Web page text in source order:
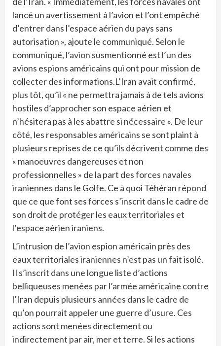
lancé un avertissement à l’avion et l’ont empêché
d’entrer dans l’espace aérien du pays sans
autorisation », ajoute le communiqué. Selon le
communiqué, l’avion susmentionné est l’un des
avions espions américains qui ont pour mission de
collecter des informations.L’Iran avait confirmé,
plus tôt, qu’il « ne permettra jamais à de tels avions
hostiles d’approcher son espace aérien et
n’hésitera pas à les abattre si nécessaire ». De leur
côté, les responsables américains se sont plaint à
plusieurs reprises de ce qu’ils décrivent comme des
« manoeuvres dangereuses et non
professionnelles » de la part des forces navales
iraniennes dans le Golfe. Ce à quoi Téhéran répond
que ce que font ses forces s’inscrit dans le cadre de
son droit de protéger les eaux territoriales et
l’espace aérien iraniens.
L’intrusion de l’avion espion américain près des
eaux territoriales iraniennes n’est pas un fait isolé.
Il s’inscrit dans une longue liste d’actions
belliqueuses menées par l’armée américaine contre
l’Iran depuis plusieurs années dans le cadre de
qu’on pourrait appeler une guerre d’usure. Ces
actions sont menées directement ou
indirectement par air, mer et terre. Si les actions